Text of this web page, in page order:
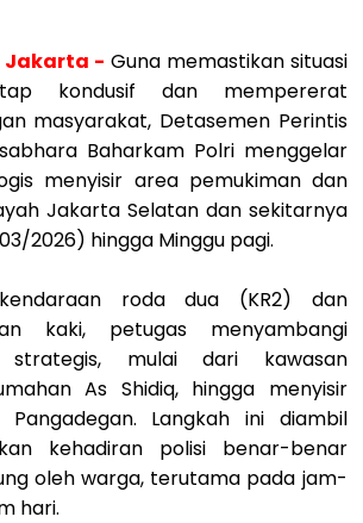
| Jakarta - Guna memastikan situasi
kondusif dan mempererat
masyarakat, Detasemen Perintis
Baharkam Polri menggelar
menyisir area pemukiman dan
Jakarta Selatan dan sekitarnya
2026) hingga Minggu pagi.
kendaraan roda dua (KR2) dan
kaki, petugas menyambangi
mulai dari kawasan
As Shidiq, hingga menyisir
Pangadegan. Langkah ini diambil
kehadiran polisi benar-benar
oleh warga, terutama pada jam-
hari.